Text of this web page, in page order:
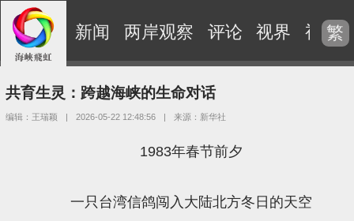
新闻 两岸观察 评论 视界 视频
繁
共育生灵：跨越海峡的生命对话
编辑：王瑞颖 | 2026-05-22 12:48:56 | 来源：新华社
1983年春节前夕
一只台湾信鸽闯入大陆北方冬日的天空